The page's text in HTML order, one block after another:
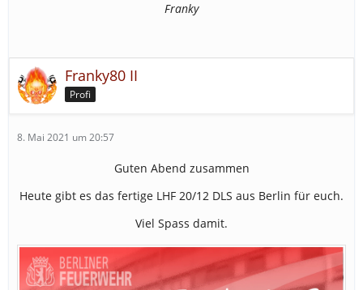
Franky
Franky80 II
Profi
8. Mai 2021 um 20:57
Guten Abend zusammen
Heute gibt es das fertige LHF 20/12 DLS aus Berlin für euch.
Viel Spass damit.